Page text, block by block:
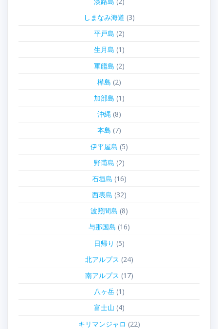
しまなみ海道 (3)
平戸島 (2)
生月島 (1)
軍艦島 (2)
樺島 (2)
加部島 (1)
沖縄(8)
本島 (7)
伊平屋島 (5)
野甫島 (2)
石垣島 (16)
西表島 (32)
波照間島 (8)
与那国島 (16)
日帰り (5)
北アルプス (24)
南アルプス (17)
八ヶ岳(1)
富士山 (4)
キリマンジャロ (22)